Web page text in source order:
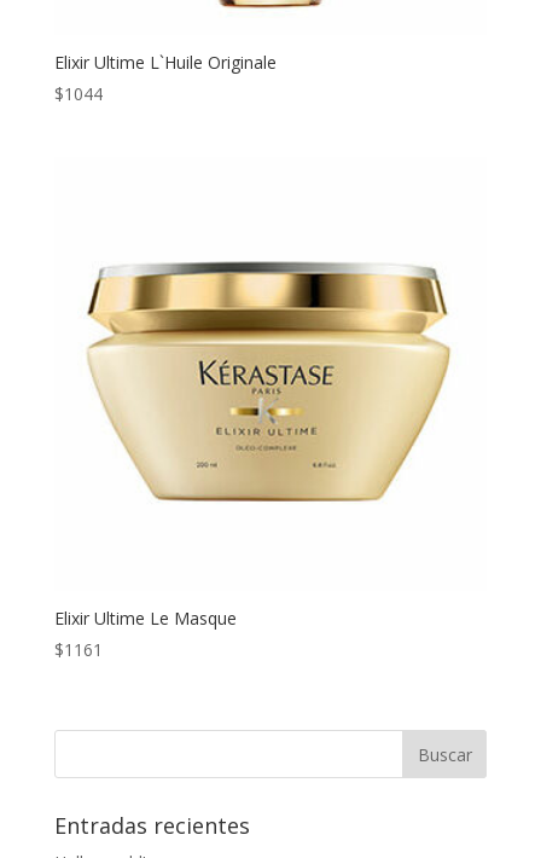
Elixir Ultime L`Huile Originale
$1044
Elixir Ultime Le Masque
$1161
Entradas recientes